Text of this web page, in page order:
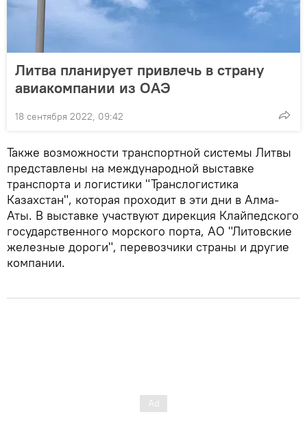
Литва планирует привлечь в страну
авиакомпании из ОАЭ
18 сентября 2022, 09:42
Также возможности транспортной системы Литвы
представлены на международной выставке
транспорта и логистики "Транслогистика
Казахстан", которая проходит в эти дни в Алма-
Аты. В выставке участвуют дирекция Клайпедского
государственного морского порта, АО "Литовские
железные дороги", перевозчики страны и другие
компании.